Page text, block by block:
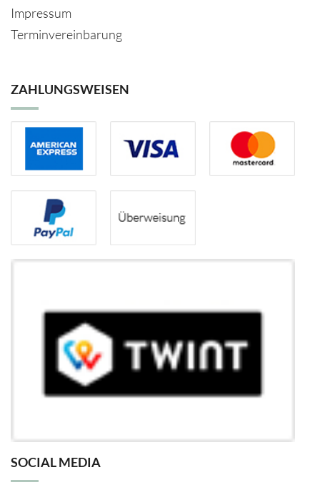
Impressum
Terminvereinbarung
ZAHLUNGSWEISEN
SOCIAL MEDIA